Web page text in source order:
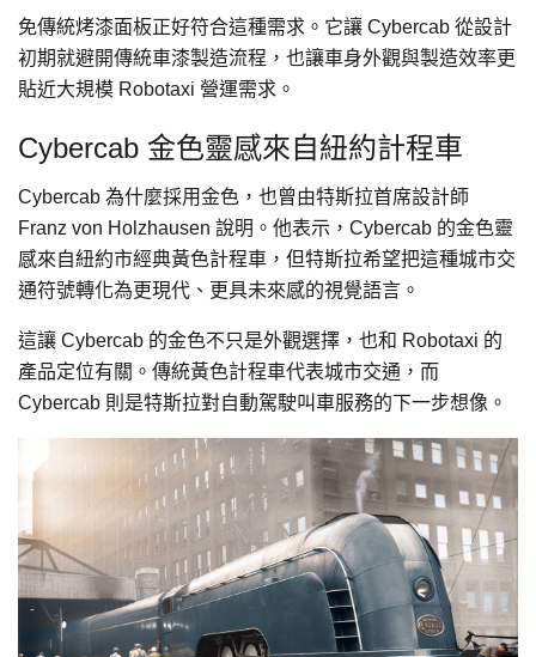
免傳統烤漆面板正好符合這種需求。它讓 Cybercab 從設計
初期就避開傳統車漆製造流程，也讓車身外觀與製造效率更
貼近大規模 Robotaxi 營運需求。
Cybercab 金色靈感來自紐約計程車
Cybercab 為什麼採用金色，也曾由特斯拉首席設計師
Franz von Holzhausen 說明。他表示，Cybercab 的金色靈
感來自紐約市經典黃色計程車，但特斯拉希望把這種城市交
通符號轉化為更現代、更具未來感的視覺語言。
這讓 Cybercab 的金色不只是外觀選擇，也和 Robotaxi 的
產品定位有關。傳統黃色計程車代表城市交通，而
Cybercab 則是特斯拉對自動駕駛叫車服務的下一步想像。